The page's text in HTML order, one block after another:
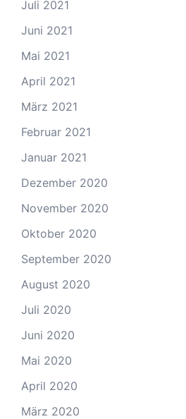
Juli 2021
Juni 2021
Mai 2021
April 2021
März 2021
Februar 2021
Januar 2021
Dezember 2020
November 2020
Oktober 2020
September 2020
August 2020
Juli 2020
Juni 2020
Mai 2020
April 2020
März 2020